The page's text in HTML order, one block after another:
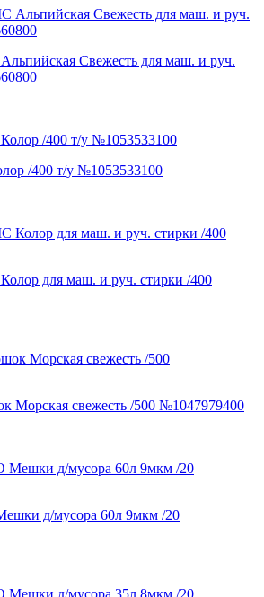
Свежесть для маш. и руч.
/400 т/у №1053533100
для маш. и руч. стирки /400
Морская свежесть /500 №1047979400
д/мусора 60л 9мкм /20